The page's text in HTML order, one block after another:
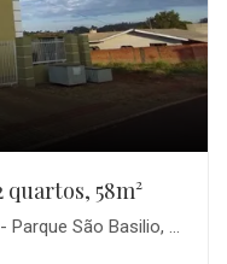
58m²
São Basilio, Pitanga-PR